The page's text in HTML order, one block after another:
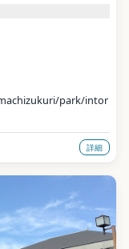
park/intor
） 詳細